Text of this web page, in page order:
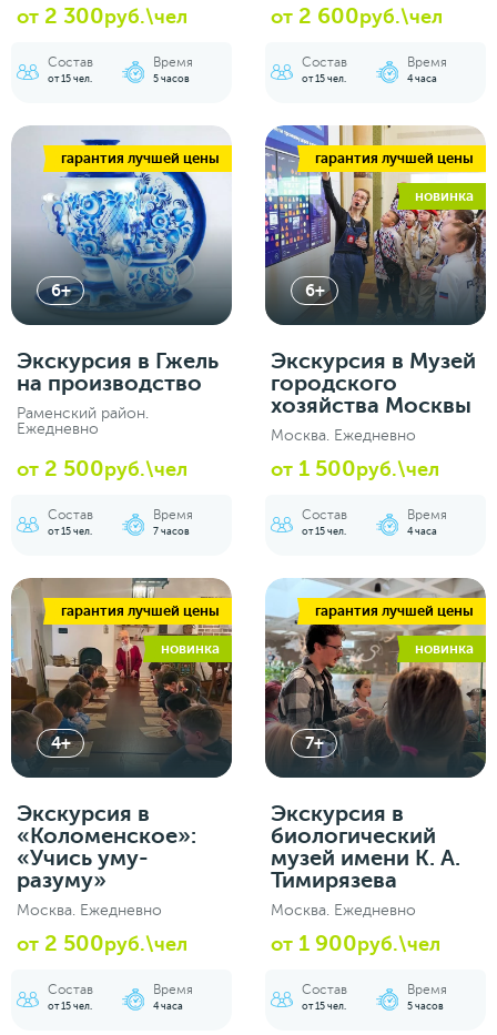
от 2 300руб.\чел
Состав
от 15 чел.
Время
5 часов
от 2 600руб.\чел
Состав
от 15 чел.
Время
4 часа
гарантия лучшей цены
6+
Экскурсия в Гжель
на производство
Раменский район.
Ежедневно
от 2 500руб.\чел
Состав
от 15 чел.
Время
7 часов
гарантия лучшей цены
новинка
6+
Экскурсия в Музей
городского
хозяйства Москвы
Москва. Ежедневно
от 1 500руб.\чел
Состав
от 15 чел.
Время
4 часа
гарантия лучшей цены
новинка
4+
Экскурсия в
«Коломенское»:
«Учись уму-
разуму»
Москва. Ежедневно
от 2 500руб.\чел
Состав
от 15 чел.
Время
4 часа
гарантия лучшей цены
новинка
7+
Экскурсия в
биологический
музей имени К. А.
Тимирязева
Москва. Ежедневно
от 1 900руб.\чел
Состав
от 15 чел.
Время
5 часов